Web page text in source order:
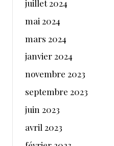
juillet 2024
mai 2024
mars 2024
janvier 2024
novembre 2023
septembre 2023
juin 2023
avril 2023